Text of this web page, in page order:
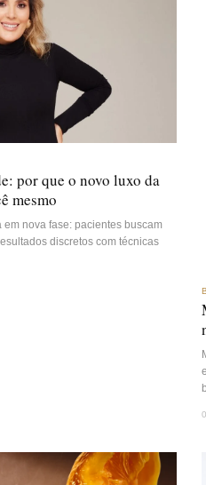
por que o novo luxo da
mesmo
nova fase: pacientes buscam
discretos com técnicas